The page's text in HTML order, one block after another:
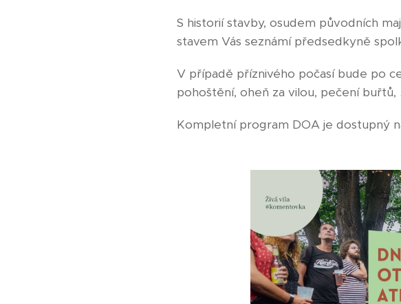
S historií stavby, osudem původních
stavem Vás seznámí předsedkyně
V případě příznivého počasí bude po
pohoštění, oheň za vilou, pečení buřtů,
Kompletní program DOA je dostupný